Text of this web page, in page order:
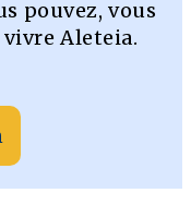
pouvez, vous
Aleteia.